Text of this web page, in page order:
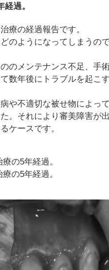
過。
療の経過報告です。
のようになってしまうの
のメンテナンス不足、手
数年後にトラブルを起こ
や不適切な被せ物によっ
。それにより審美障害が
ケースです。